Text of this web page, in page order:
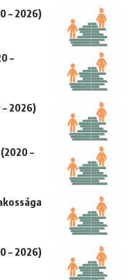
– 2026)
–
2026)
–
– 2026)